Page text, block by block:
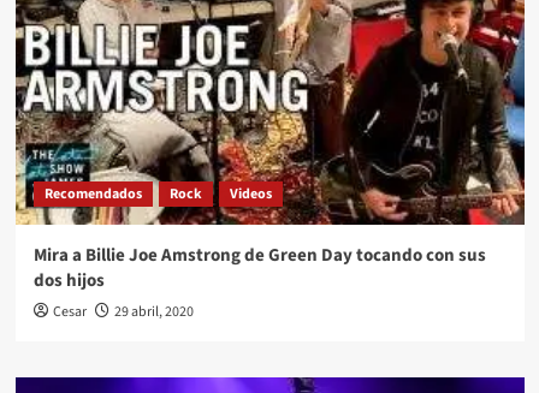
Recomendados Rock Videos
Mira a Billie Joe Amstrong de Green Day tocando con sus
dos hijos
Cesar 29 abril, 2020